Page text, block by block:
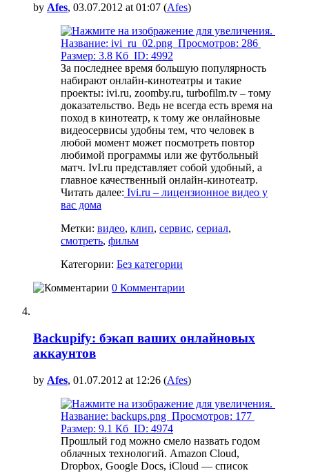
by Afes, 03.07.2012 at 01:07 (Afes)
За последнее время большую популярность
набирают онлайн-кинотеатры и такие
проекты: ivi.ru, zoomby.ru, turbofilm.tv – тому
доказательство. Ведь не всегда есть время на
поход в кинотеатр, к тому же онлайновые
видеосервисы удобны тем, что человек в
любой момент может посмотреть повтор
любимой программы или же футбольный
матч. IvI.ru представляет собой удобный, а
главное качественный онлайн-кинотеатр.
Читать далее: Ivi.ru – лицензионное видео у
вас дома
Метки: видео, клип, сервис, сериал,
смотреть, фильм
Категории: Без категории
0 Комментарии
Backupify: бэкап ваших онлайновых
аккаунтов
by Afes, 01.07.2012 at 12:26 (Afes)
Прошлый год можно смело назвать годом
облачных технологий. Amazon Cloud,
Dropbox, Google Docs, iCloud — список